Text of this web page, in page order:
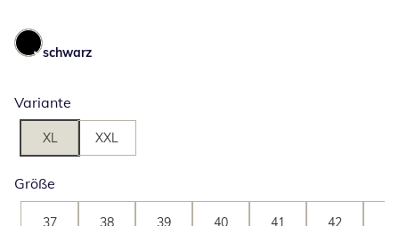
schwarz
Variante
XL XXL
Größe
37 38 39 40 41 42